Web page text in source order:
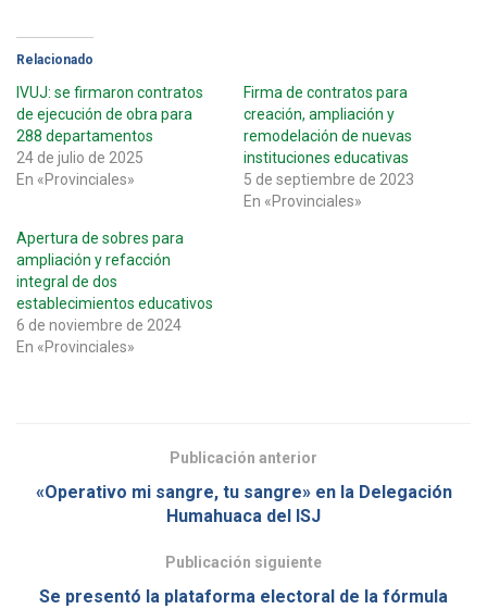
Relacionado
IVUJ: se firmaron contratos
de ejecución de obra para
288 departamentos
24 de julio de 2025
En «Provinciales»
Firma de contratos para
creación, ampliación y
remodelación de nuevas
instituciones educativas
5 de septiembre de 2023
En «Provinciales»
Apertura de sobres para
ampliación y refacción
integral de dos
establecimientos educativos
6 de noviembre de 2024
En «Provinciales»
Publicación anterior
«Operativo mi sangre, tu sangre» en la Delegación
Humahuaca del ISJ
Publicación siguiente
Se presentó la plataforma electoral de la fórmula